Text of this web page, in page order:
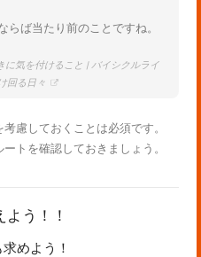
らば当たり前のことですね。
に気を付けること | バイシクルライ
回る日々
慮しておくことは必須です。
トを確認しておきましょう。
う！！
めよう！